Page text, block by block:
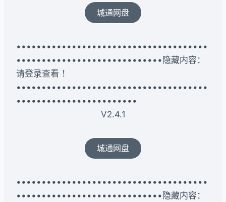
城通网盘
••••••••••••••••••••••••••••••••••••••
•••••••••••••••••••••••••••••隐藏内容：
请登录查看 ！
••••••••••••••••••••••••••••••••••••••
••••••••••••••••••••••••
V2.4.1
城通网盘
••••••••••••••••••••••••••••••••••••••
•••••••••••••••••••••••••••••隐藏内容：